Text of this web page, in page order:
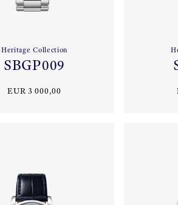
Heritage Collection
SBGP009
EUR 3 000,00